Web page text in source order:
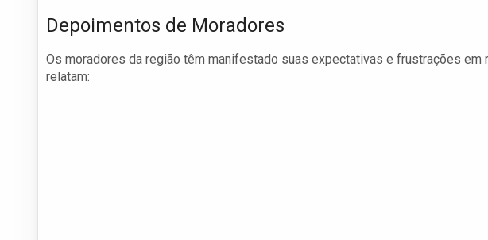
Depoimentos de Moradores
Os moradores da região têm manifestado suas expectativas e frustrações em
relatam: